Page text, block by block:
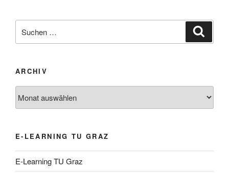
nach:
ARCHIV
E-LEARNING TU GRAZ
E-Learning TU Graz